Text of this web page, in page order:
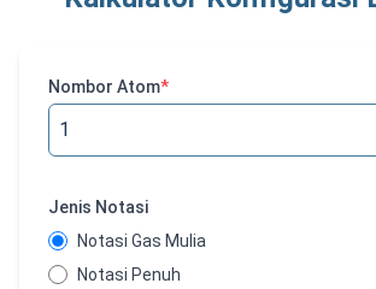
Nombor Atom*
Jenis Notasi
Notasi Gas Mulia
Notasi Penuh